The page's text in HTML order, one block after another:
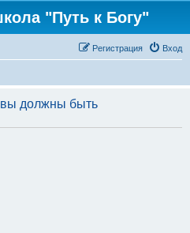
"Путь к Богу"
Вход
Регистрация
должны быть